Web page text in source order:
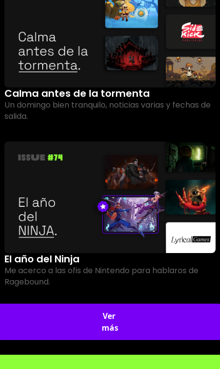
Calma antes de la tormenta
Un domingo bien tranquilo, noticias varias y fechas de
El año del Ninja
Me acerco a las ofis de Nintendo para hablaros de
Ragebound.
Ver
más